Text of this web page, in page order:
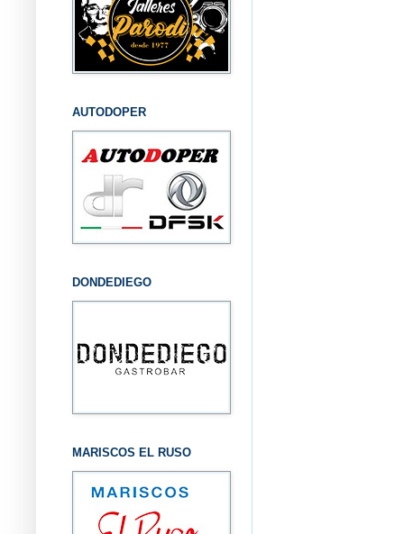
AUTODOPER
DONDEDIEGO
MARISCOS EL RUSO